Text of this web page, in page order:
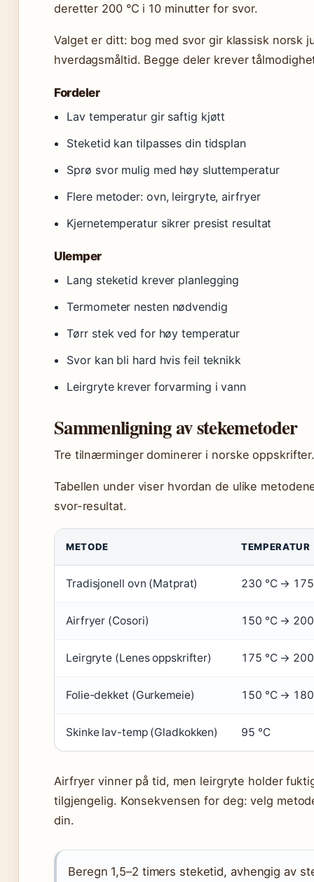
deretter 200 °C i 10 minutter for svor.
Valget er ditt: bog med svor gir klassisk norsk
hverdagsmåltid. Begge deler krever
Fordeler
Lav temperatur gir saftig kjøtt
Steketid kan tilpasses din tidsplan
Sprø svor mulig med høy sluttemperatur
Flere metoder: ovn, leirgryte, airfryer
Kjernetemperatur sikrer presist resultat
Ulemper
Lang steketid krever planlegging
Termometer nesten nødvendig
Tørr stek ved for høy temperatur
Svor kan bli hard hvis feil teknikk
Leirgryte krever forvarming i vann
Sammenligning av stekemetoder
Tre tilnærminger dominerer i norske
Tabellen under viser hvordan de ulike
svor-resultat.
METODE TEMPERATUR
Tradisjonell ovn (Matprat) 230 °C → 175
Airfryer (Cosori) 150 °C → 200
Leirgryte (Lenes oppskrifter) 175 °C → 200
Folie-dekket (Gurkemeie) 150 °C → 180
Skinke lav-temp (Gladkokken) 95 °C
Airfryer vinner på tid, men leirgryte holder
tilgjengelig. Konsekvensen for deg: velg
din.
Beregn 1,5–2 timers steketid, avhengig av